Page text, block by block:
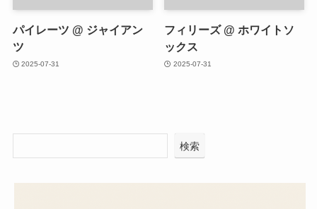
パイレーツ @ ジャイアン
ツ
2025-07-31
フィリーズ @ ホワイトソ
ックス
2025-07-31
検索